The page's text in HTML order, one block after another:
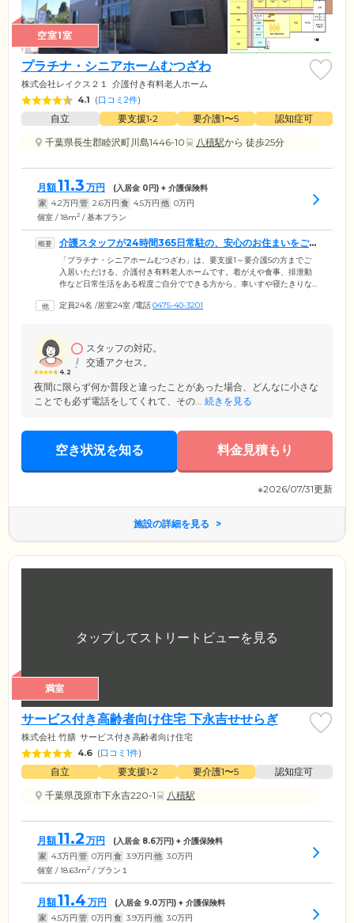
空室1室
プラチナ・シニアホームむつざわ
株式会社レイクス２１ 介護付き有料老人ホーム
4.1 (口コミ2件)
自立 要支援1•2 要介護1〜5
認知症可
千葉県長生郡睦沢町川島1446-10
八積駅から 徒歩25分
月額11.3 万円 (入居金 0円) + 介護保険料
家 4.2万円 管 2.6万円 食 4.5万円 他 0万円
個室 / 18m2 / 基本プラン
介護スタッフが24時間365日常駐の、安心のお住まいをご提
供しています
「プラチナ・シニアホームむつざわ」は、要支援1～要介護5の方までご
入居いただける、介護付き有料老人ホームです。着がえや食事、排泄動
作など日常生活をある程度ご自分でできる方から、車いすや寝たきりな
環境を整備。介護スタッフが24時間365日常駐の、安心のお住まいをご提
四季の移ろいを感じながら暮らしていただける環境です。
定員24名 /居室24室 /電話0475-40-3201
4.2
スタッフの対応。
交通アクセス。
夜間に限らず何か普段と違ったことがあった場合、どんなに小さな
ことでも必ず電話をしてくれて、その... 続きを見る
空き状況を知る 料金見積もり
※2026/07/31更新
施設の詳細を見る
満室
サービス付き高齢者向け住宅 下永吉せせらぎ
株式会社 竹膳 サービス付き高齢者向け住宅
4.6 (口コミ1件)
自立 要支援1•2 要介護1〜5
認知症可
千葉県茂原市下永吉220-1
八積駅
月額11.2 万円 (入居金 8.6万円) + 介護保険料
家 4.3万円 管 0万円 食 3.9万円 他 3.0万円
個室 / 18.63m2 / プラン１
月額11.4 万円 (入居金 9.0万円) + 介護保険料
家 4.5万円 管 0万円 食 3.9万円 他 3.0万円